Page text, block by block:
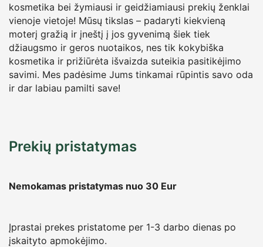
kosmetika bei žymiausi ir geidžiamiausi prekių ženklai
vienoje vietoje! Mūsų tikslas – padaryti kiekvieną
moterį gražią ir įneštį į jos gyvenimą šiek tiek
džiaugsmo ir geros nuotaikos, nes tik kokybiška
kosmetika ir prižiūrėta išvaizda suteikia pasitikėjimo
savimi. Mes padėsime Jums tinkamai rūpintis savo oda
ir dar labiau pamilti save!
Prekių pristatymas
Nemokamas pristatymas nuo 30 Eur
Įprastai prekes pristatome per 1-3 darbo dienas po
įskaityto apmokėjimo.